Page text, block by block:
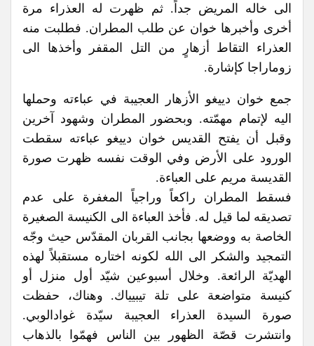
الى خاله المريض جداً. ثم ظهرت له العذراء مرة
أخرى وأخبرها خوان عن طلب المطران. فطلبت منه
العذراء التقاط أزهارٍ من التل المقفر وأخذها الى
زوماراجا كإشارة.
جمع خوان دييغو الأزهار العجيبة في عباءته وحملها
اليه لإتمام مهمّته. وبحضور المطران وشهود آخرين
وقبل أن يفتح القديس خوان دييغو عباءته سقطت
الورود على الأرض وفي الوقت نفسه ظهرت صورة
القديسة مريم على العباءة.
فسقط المطران راكعاً وراجياً المغفرة على عدم
تصديقه لما قيل له. فأخذ العباءة الى الكنيسة الصغيرة
الخاصة به ووضعها بجانب القربان المقدّس حيث وجّه
التمجيد والشكر الى الله لكونه اختاره مستقبلاً لهذه
الهديّة الرائعة. وخلال أسبوعين شيّد أول منزل أو
كنيسة متواضعة على تلة تيبيياك. وهناك، حفظت
صورة السيدة العذراء العجيبة سيّدة غوادالوبي.
وانتشرت قصّة الظهور بين الناس فهمّوا بالذهاب